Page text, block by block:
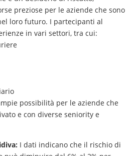
preziose per le aziende che sono
loro futuro. I partecipanti al
in vari settori, tra cui:
possibilità per le aziende che
e con diverse seniority e
I dati indicano che il rischio di